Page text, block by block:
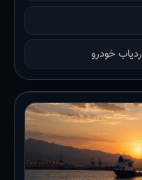
خودرو